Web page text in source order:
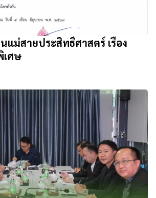
แม่สายประสิทธิ์ศาสตร์ เรื่อง
เศษ